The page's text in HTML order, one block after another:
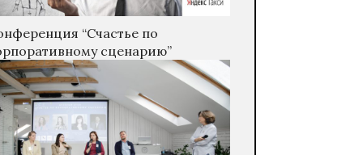
“Счастье по
сценарию”